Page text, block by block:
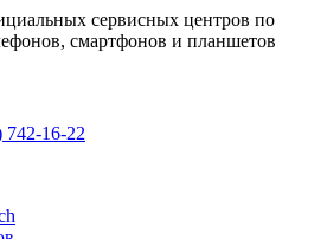
сервисных центров по
смартфонов и планшетов
742-16-22